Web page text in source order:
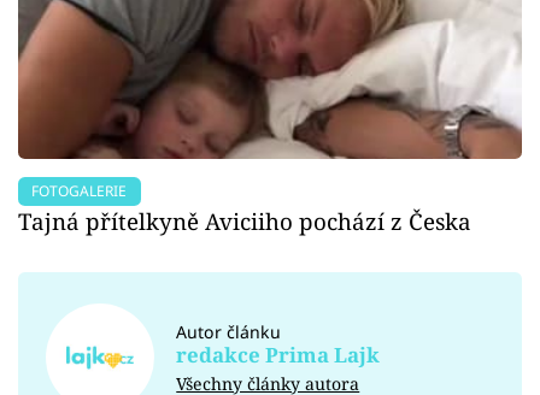
FOTOGALERIE
Tajná přítelkyně Aviciiho pochází z Česka
Autor článku
redakce Prima Lajk
Všechny články autora